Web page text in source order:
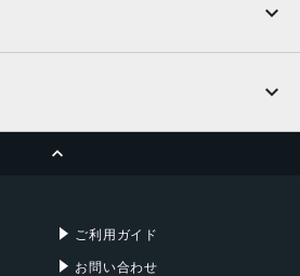
ご利用ガイド
お問い合わせ